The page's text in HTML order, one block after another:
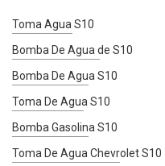
Toma Agua S10
Bomba De Agua de S10
Bomba De Agua S10
Toma De Agua S10
Bomba Gasolina S10
Toma De Agua Chevrolet S10